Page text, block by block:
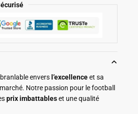
envers l’excellenceet sa
Notre passion pour le football
prix imbattableset une qualité